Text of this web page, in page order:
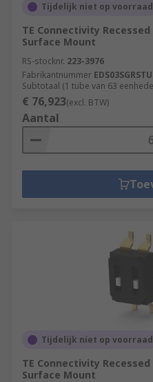
Tijdelijk niet op voorraad
TE Connectivity
Surface Mount
RS-stocknr. 223-3976
Fabrikantnummer
Subtotaal (1 tube van 63
€ 76,923(excl. BTW)
Aantal
Tijdelijk niet op voorraad
TE Connectivity
Surface Mount